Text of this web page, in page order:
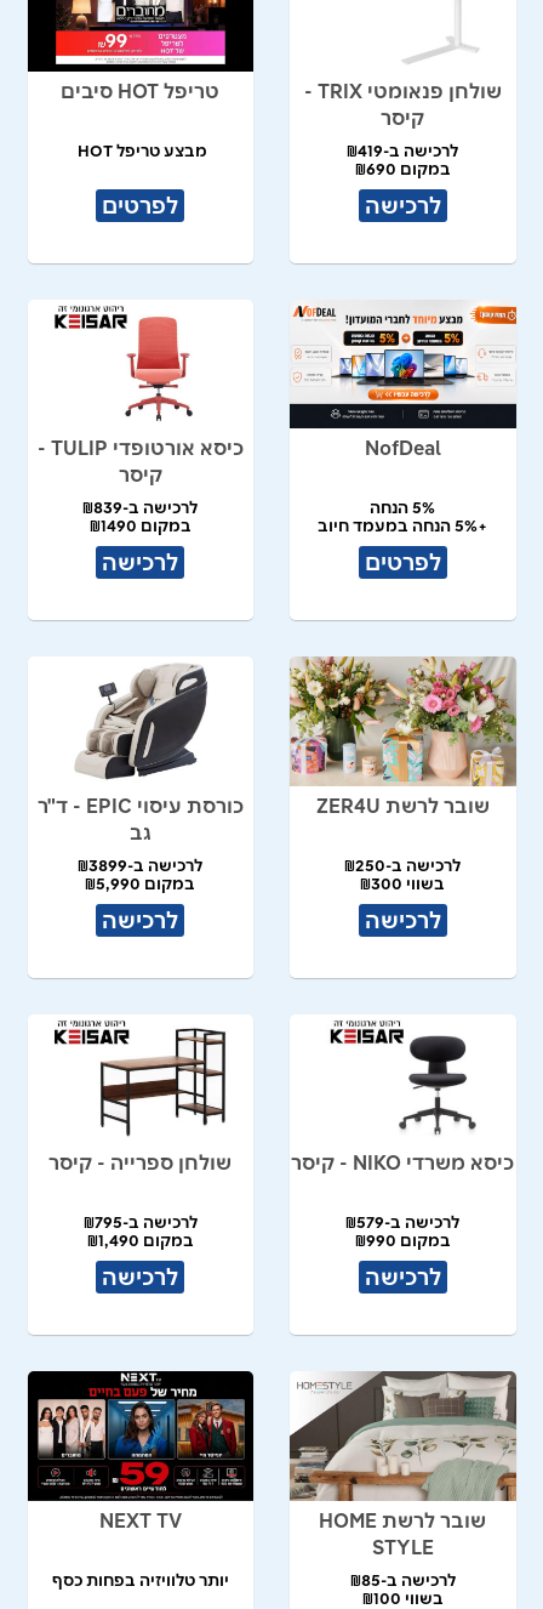
שולחן פנאומטי TRIX -
קיסר
לרכישה ב-₪419
במקום ₪690
לרכישה
טריפל HOT סיבים
מבצע טריפל HOT
לפרטים
NofDeal
5% הנחה
+5% הנחה במעמד חיוב
לפרטים
כיסא אורטופדי TULIP -
קיסר
לרכישה ב-₪839
במקום ₪1490
לרכישה
שובר לרשת ZER4U
לרכישה ב-₪250
בשווי ₪300
לרכישה
כורסת עיסוי EPIC - ד"ר
גב
לרכישה ב-₪3899
במקום ₪5,990
לרכישה
כיסא משרדי NIKO - קיסר
לרכישה ב-₪579
במקום ₪990
לרכישה
שולחן ספרייה - קיסר
לרכישה ב-₪795
במקום ₪1,490
לרכישה
שובר לרשת HOME
STYLE
לרכישה ב-₪85
בשווי ₪100
NEXT TV
יותר טלוויזיה בפחות כסף